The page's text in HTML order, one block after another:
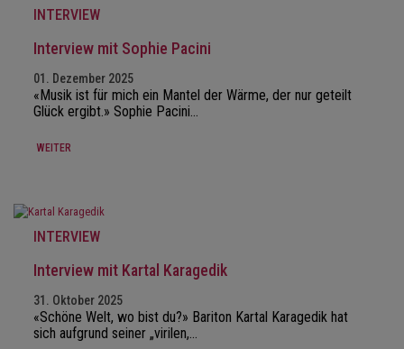
INTERVIEW
Interview mit Sophie Pacini
01. Dezember 2025
«Musik ist für mich ein Mantel der Wärme, der nur geteilt
Glück ergibt.» Sophie Pacini…
WEITER
INTERVIEW
Interview mit Kartal Karagedik
31. Oktober 2025
«Schöne Welt, wo bist du?» Bariton Kartal Karagedik hat
sich aufgrund seiner „virilen,…